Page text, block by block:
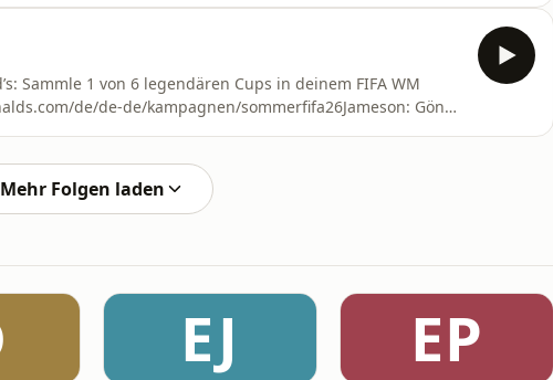
Sammle 1 von 6 legendären Cups in deinem FIFA WM
de/de-de/kampagnen/sommerfifa26Jameson: Gönn
Mehr Folgen laden
EJ EP